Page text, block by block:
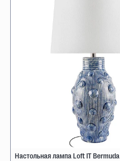
Настольная лампа Loft IT